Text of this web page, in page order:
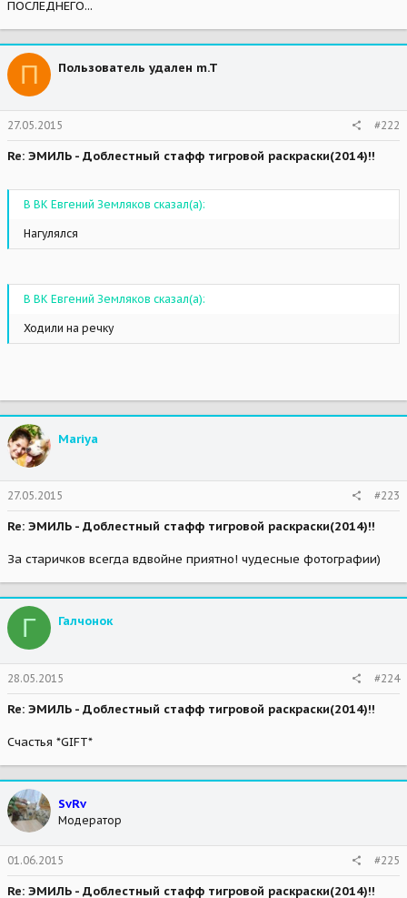
ПОСЛЕДНЕГО...
П Пользователь удален m.T
27.05.2015 #222
Re: ЭМИЛЬ - Доблестный стафф тигровой раскраски(2014)!!
В ВК Евгений Земляков сказал(а):
Нагулялся
В ВК Евгений Земляков сказал(а):
Ходили на речку
Mariya
27.05.2015 #223
Re: ЭМИЛЬ - Доблестный стафф тигровой раскраски(2014)!!
За старичков всегда вдвойне приятно! чудесные фотографии)
Г Галчонок
28.05.2015 #224
Re: ЭМИЛЬ - Доблестный стафф тигровой раскраски(2014)!!
Счастья *GIFT*
SvRv
Модератор
01.06.2015 #225
Re: ЭМИЛЬ - Доблестный стафф тигровой раскраски(2014)!!